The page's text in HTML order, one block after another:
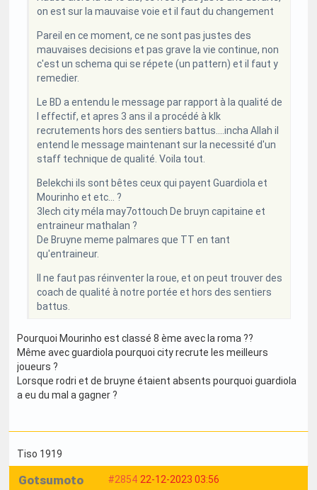
on est sur la mauvaise voie et il faut du changement
Pareil en ce moment, ce ne sont pas justes des
mauvaises decisions et pas grave la vie continue, non
c'est un schema qui se répete (un pattern) et il faut y
remedier.
Le BD a entendu le message par rapport à la qualité de
l effectif, et apres 3 ans il a procédé à klk
recrutements hors des sentiers battus....incha Allah il
entend le message maintenant sur la necessité d'un
staff technique de qualité. Voila tout.
Belekchi ils sont bêtes ceux qui payent Guardiola et
Mourinho et etc... ?
3lech city méla may7ottouch De bruyn capitaine et
entraineur mathalan ?
De Bruyne meme palmares que TT en tant
qu'entraineur.
Il ne faut pas réinventer la roue, et on peut trouver des
coach de qualité à notre portée et hors des sentiers
battus.
Pourquoi Mourinho est classé 8 ème avec la roma ??
Même avec guardiola pourquoi city recrute les meilleurs
joueurs ?
Lorsque rodri et de bruyne étaient absents pourquoi guardiola
a eu du mal a gagner ?
Tiso 1919
#2854 22-12-2023 03:56
Gotsumoto